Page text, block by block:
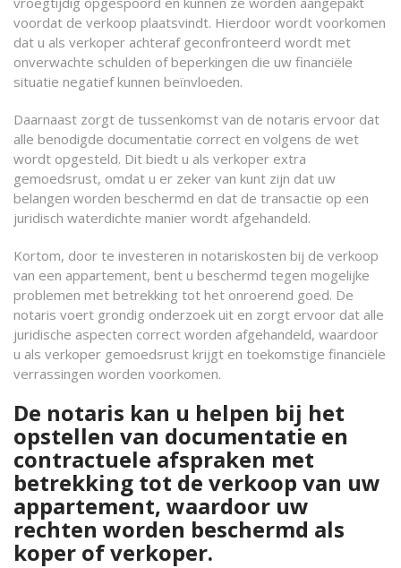
voordat de verkoop plaatsvindt. Hierdoor wordt voorkomen
dat u als verkoper achteraf geconfronteerd wordt met
onverwachte schulden of beperkingen die uw financiële
situatie negatief kunnen beïnvloeden.
Daarnaast zorgt de tussenkomst van de notaris ervoor dat
alle benodigde documentatie correct en volgens de wet
wordt opgesteld. Dit biedt u als verkoper extra
gemoedsrust, omdat u er zeker van kunt zijn dat uw
belangen worden beschermd en dat de transactie op een
juridisch waterdichte manier wordt afgehandeld.
Kortom, door te investeren in notariskosten bij de verkoop
van een appartement, bent u beschermd tegen mogelijke
problemen met betrekking tot het onroerend goed. De
notaris voert grondig onderzoek uit en zorgt ervoor dat alle
juridische aspecten correct worden afgehandeld, waardoor
u als verkoper gemoedsrust krijgt en toekomstige financiële
verrassingen worden voorkomen.
De notaris kan u helpen bij het
opstellen van documentatie en
contractuele afspraken met
betrekking tot de verkoop van uw
appartement, waardoor uw
rechten worden beschermd als
koper of verkoper.